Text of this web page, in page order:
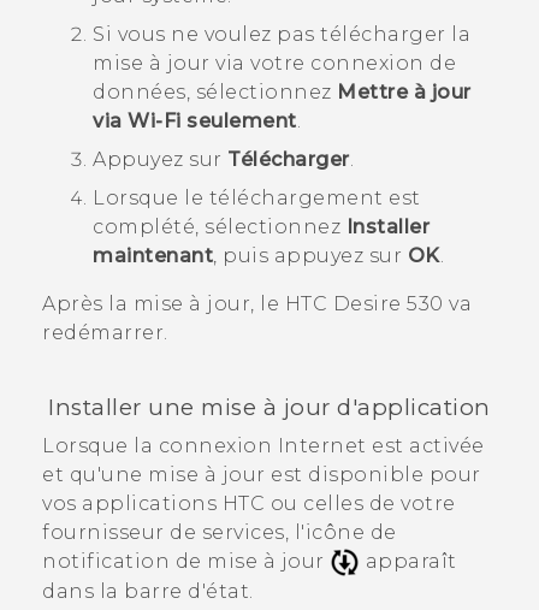
Si vous ne voulez pas télécharger la
mise à jour via votre connexion de
données, sélectionnez Mettre à jour
via Wi-Fi seulement
Appuyez sur Télécharger.
Lorsque le téléchargement est
complété, sélectionnez Installer
maintenant , puis appuyez sur OK.
Après la mise à jour, le HTC Desire 530 va
redémarrer.
Installer une mise à jour d'application
Lorsque la connexion Internet est activée
et qu'une mise à jour est disponible pour
vos applications HTC ou celles de votre
fournisseur de services, l'icône de
notification de mise à jour
apparaît
dans la barre d'état.